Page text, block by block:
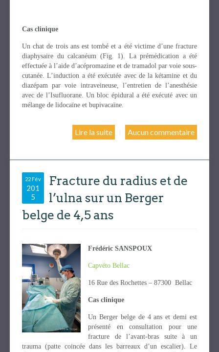
Cas clinique
Un chat de trois ans est tombé et a été victime d’une fracture
diaphysaire du calcanéum (Fig. 1). La prémédication a été
effectuée à l’aide d’acépromazine et de tramadol par voie sous-
cutanée. L’induction a été exécutée avec de la kétamine et du
diazépam par voie intraveineuse, l’entretien de l’anesthésie
avec de l’Isufluorane. Un bloc épidural a été exécuté avec un
mélange de lidocaïne et bupivacaïne.
Lire la suite Aucun commentaire
22 Fév
201
5
Fracture du radius et de
l’ulna sur un Berger
belge de 4,5 ans
Frédéric SANSPOUX
Capvéto Bellac
16 Rue des Rochettes – 87300 Bellac
Cas clinique
Un Berger belge de 4 ans et demi est
présenté en consultation pour une
fracture de l’avant-bras suite à un
trauma (patte coincée dans les barreaux d’un escalier). Le